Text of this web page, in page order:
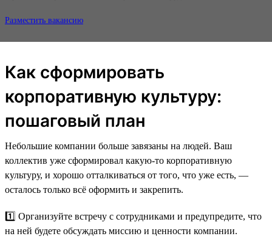
Разместить вакансию
Как сформировать
корпоративную культуру:
пошаговый план
Небольшие компании больше завязаны на людей. Ваш
коллектив уже сформировал какую-то корпоративную
культуру, и хорошо отталкиваться от того, что уже есть, —
осталось только всё оформить и закрепить.
1️⃣ Организуйте встречу с сотрудниками и предупредите, что
на ней будете обсуждать миссию и ценности компании.